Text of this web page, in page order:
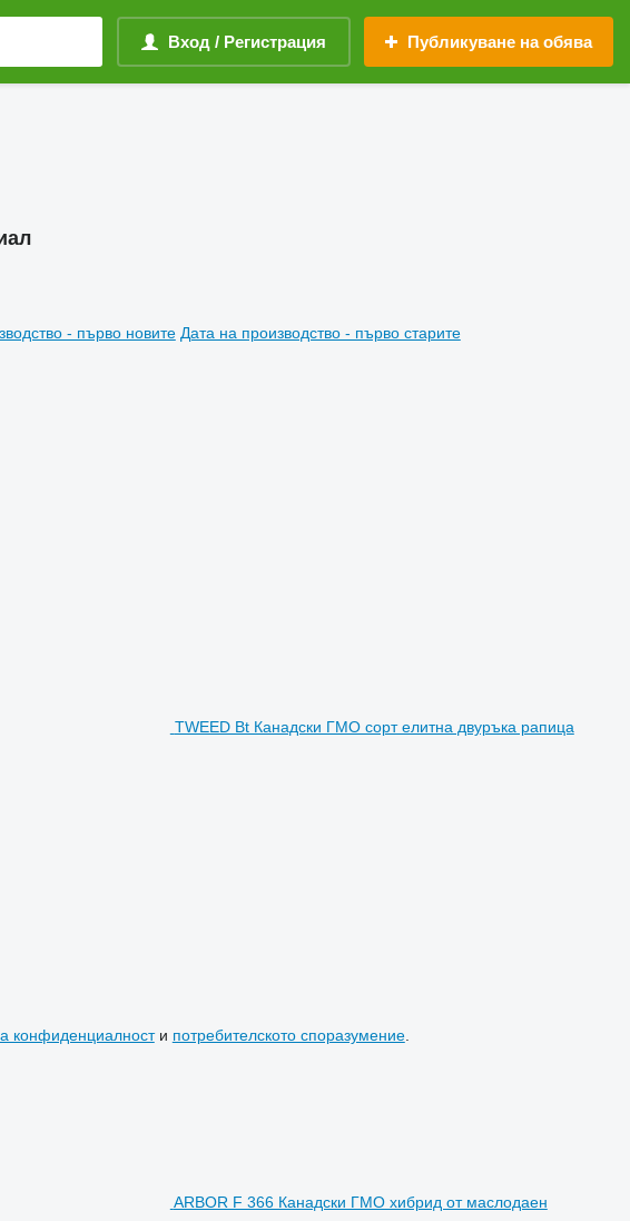
Вход / Регистрация Публикуване на обява
- първо новите Дата на производство - първо старите
TWEED Bt Канадски ГМО сорт елитна двуръка рапица
конфиденциалности потребителското споразумение.
ARBOR F 366 Канадски ГМО хибрид от маслодаен